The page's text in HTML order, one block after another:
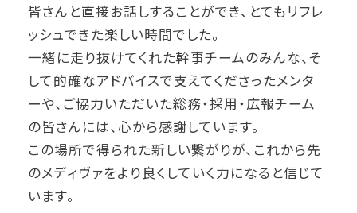
皆さんと直接お話しすることができ、とてもリフレ
ッシュできた楽しい時間でした。
一緒に走り抜けてくれた幹事チームのみんな、そ
して的確なアドバイスで支えてくださったメンタ
ーや、ご協力いただいた総務・採用・広報チーム
の皆さんには、心から感謝しています。
この場所で得られた新しい繋がりが、これから先
のメディヴァをより良くしていく力になると信じて
います。